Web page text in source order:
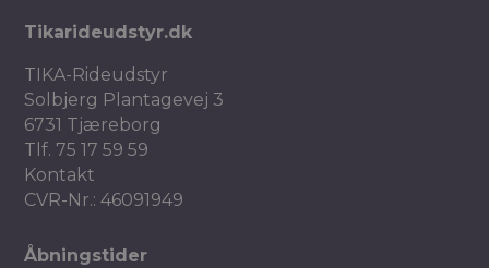
Tikarideudstyr.dk
TIKA-Rideudstyr
Solbjerg Plantagevej 3
6731 Tjæreborg
Tlf. 75 17 59 59
Kontakt
CVR-Nr.: 46091949
Åbningstider